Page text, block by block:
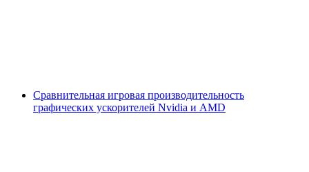
Сравнительная игровая производительность
графических ускорителей Nvidia и AMD